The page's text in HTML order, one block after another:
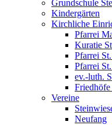
Grundschule
Kindergärten
Kirchliche
Pfarrei
Kuratie
Pfarrei
Pfarrei
ev.-luth.
Vereine
Neufang